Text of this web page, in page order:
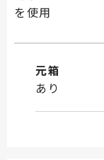
を使用
元箱
あり